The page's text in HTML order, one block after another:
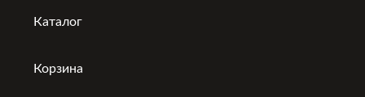
Каталог
Корзина